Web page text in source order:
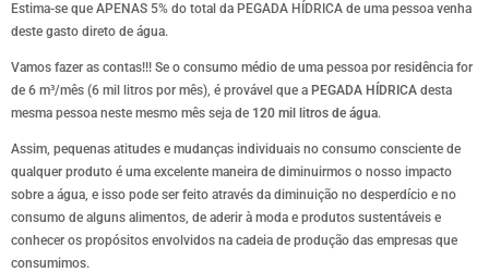
Estima-se que APENAS 5% do total da PEGADA HÍDRICA de uma pessoa venha
deste gasto direto de água.
Vamos fazer as contas!!! Se o consumo médio de uma pessoa por residência for
de 6 m³/mês (6 mil litros por mês), é provável que a PEGADA HÍDRICA desta
mesma pessoa neste mesmo mês seja de 120 mil litros de água.
Assim, pequenas atitudes e mudanças individuais no consumo consciente de
qualquer produto é uma excelente maneira de diminuirmos o nosso impacto
sobre a água, e isso pode ser feito através da diminuição no desperdício e no
consumo de alguns alimentos, de aderir à moda e produtos sustentáveis e
conhecer os propósitos envolvidos na cadeia de produção das empresas que
consumimos.